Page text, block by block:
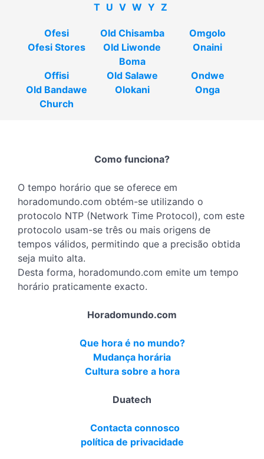
T U V W Y Z
Ofesi Old Chisamba
Omgolo
Ofesi Stores
Old Liwonde
Boma
Onaini
Offisi Old Salawe
Ondwe
Old Bandawe
Church
Olokani Onga
Como funciona?
O tempo horário que se oferece em
horadomundo.com obtém-se utilizando o
protocolo NTP (Network Time Protocol), com este
protocolo usam-se três ou mais origens de
tempos válidos, permitindo que a precisão obtida
seja muito alta.
Desta forma, horadomundo.com emite um tempo
horário praticamente exacto.
Horadomundo.com
Que hora é no mundo?
Mudança horária
Cultura sobre a hora
Duatech
Contacta connosco
política de privacidade